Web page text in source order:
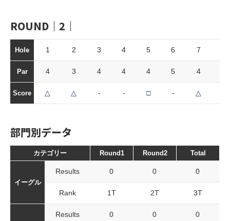
ROUND｜2｜
Hole 1 2 3 4 5 6 7
Par 4 3 4 4 4 5 4
Score △ △ - - □ - △
部門別データ
カテゴリー Round1 Round2 Total
イーグル
Results 0 0 0
Rank 1T 2T 3T
Results 0 0 0